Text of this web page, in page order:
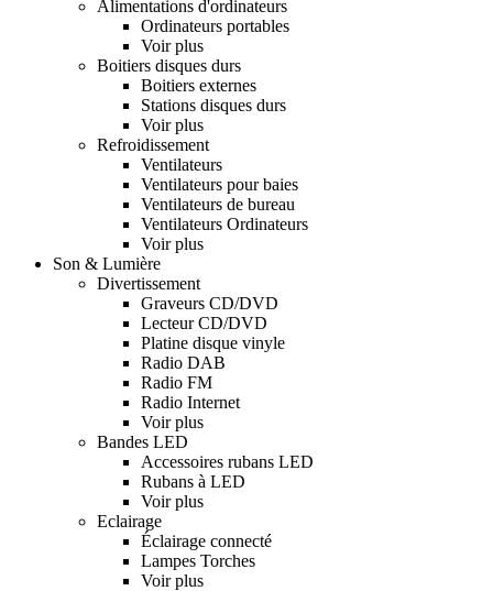
Alimentations d'ordinateurs
Ordinateurs portables
Voir plus
Boitiers disques durs
Boitiers externes
Stations disques durs
Voir plus
Refroidissement
Ventilateurs
Ventilateurs pour baies
Ventilateurs de bureau
Ventilateurs Ordinateurs
Voir plus
Son & Lumière
Divertissement
Graveurs CD/DVD
Lecteur CD/DVD
Platine disque vinyle
Radio DAB
Radio FM
Radio Internet
Voir plus
Bandes LED
Accessoires rubans LED
Rubans à LED
Voir plus
Eclairage
Éclairage connecté
Lampes Torches
Voir plus